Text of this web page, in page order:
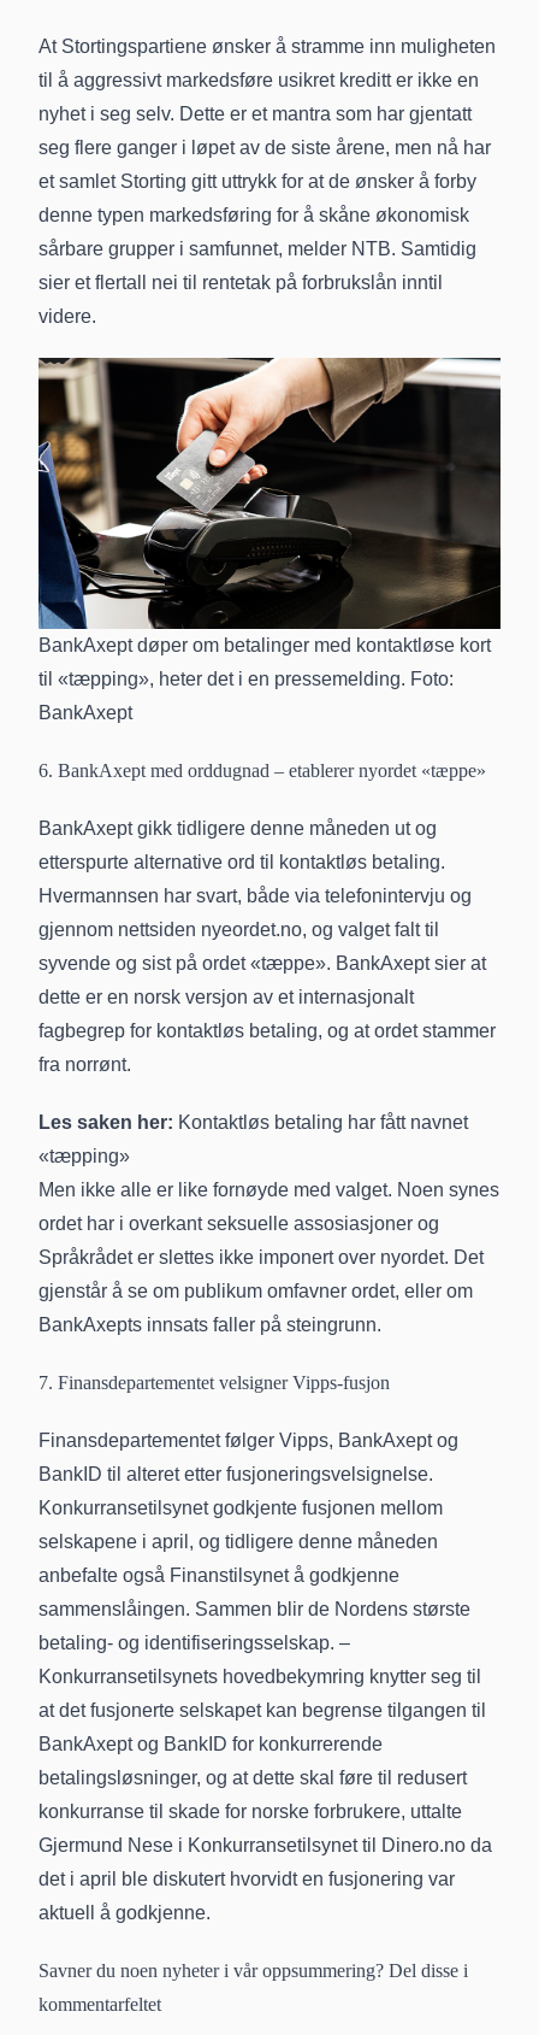
At Stortingspartiene ønsker å stramme inn muligheten
til å aggressivt markedsføre usikret kreditt er ikke en
nyhet i seg selv. Dette er et mantra som har gjentatt
seg flere ganger i løpet av de siste årene, men nå har
et samlet Storting gitt uttrykk for at de ønsker å forby
denne typen markedsføring for å skåne økonomisk
sårbare grupper i samfunnet, melder NTB. Samtidig
sier et flertall nei til rentetak på forbrukslån inntil
videre.
BankAxept døper om betalinger med kontaktløse kort
til «tæpping», heter det i en pressemelding. Foto:
BankAxept
6. BankAxept med orddugnad – etablerer nyordet «tæppe»
BankAxept gikk tidligere denne måneden ut og
etterspurte alternative ord til kontaktløs betaling.
Hvermannsen har svart, både via telefonintervju og
gjennom nettsiden nyeordet.no, og valget falt til
syvende og sist på ordet «tæppe». BankAxept sier at
dette er en norsk versjon av et internasjonalt
fagbegrep for kontaktløs betaling, og at ordet stammer
fra norrønt.
Les saken her: Kontaktløs betaling har fått navnet
«tæpping»
Men ikke alle er like fornøyde med valget. Noen synes
ordet har i overkant seksuelle assosiasjoner og
Språkrådet er slettes ikke imponert over nyordet. Det
gjenstår å se om publikum omfavner ordet, eller om
BankAxepts innsats faller på steingrunn.
7. Finansdepartementet velsigner Vipps-fusjon
Finansdepartementet følger Vipps, BankAxept og
BankID til alteret etter fusjoneringsvelsignelse.
Konkurransetilsynet godkjente fusjonen mellom
selskapene i april, og tidligere denne måneden
anbefalte også Finanstilsynet å godkjenne
sammenslåingen. Sammen blir de Nordens største
betaling- og identifiseringsselskap. –
Konkurransetilsynets hovedbekymring knytter seg til
at det fusjonerte selskapet kan begrense tilgangen til
BankAxept og BankID for konkurrerende
betalingsløsninger, og at dette skal føre til redusert
konkurranse til skade for norske forbrukere, uttalte
Gjermund Nese i Konkurransetilsynet til Dinero.no da
det i april ble diskutert hvorvidt en fusjonering var
aktuell å godkjenne.
Savner du noen nyheter i vår oppsummering? Del disse i
kommentarfeltet